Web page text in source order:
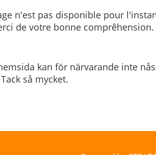
n'est pas disponible pour
de votre bonne comprêhension.
kan för närvarande inte
så mycket.